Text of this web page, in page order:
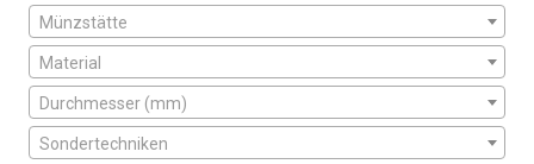
Münzstätte
Material
Durchmesser (mm)
Sondertechniken